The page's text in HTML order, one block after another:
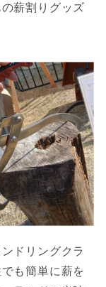
薪割りグッズ
ドリングクラ
も簡単に薪を